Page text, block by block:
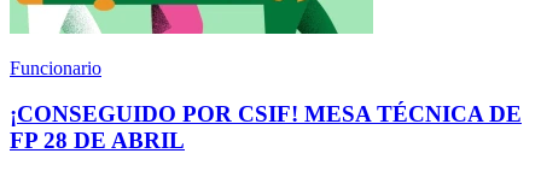
Funcionario
¡CONSEGUIDO POR CSIF! MESA TÉCNICA DE
FP 28 DE ABRIL